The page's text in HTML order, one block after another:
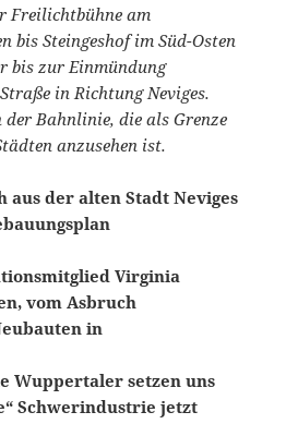
Freilichtbühne am
bis Steingeshof im Süd-Osten
bis zur Einmündung
in Richtung Neviges.
Bahnlinie, die als Grenze
anzusehen ist.
aus der alten Stadt Neviges
Virginia
vom Asbruch
in
Wuppertaler setzen uns
Schwerindustrie jetzt